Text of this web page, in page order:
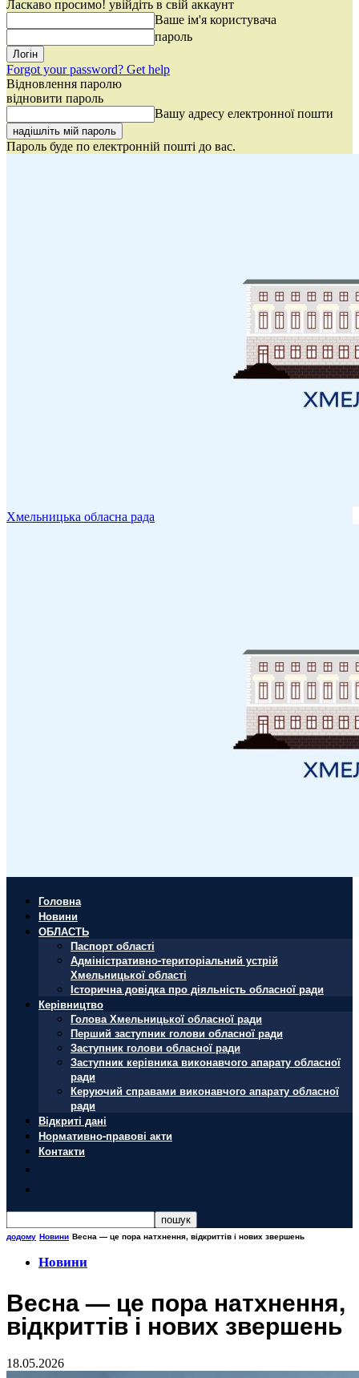
Ласкаво просимо! увійдіть в свій аккаунт
Ваше ім'я користувача
пароль
Forgot your password? Get help
Відновлення паролю
відновити пароль
Вашу адресу електронної пошти
Пароль буде по електронній пошті до вас.
Хмельницька обласна рада
Головна
Новини
ОБЛАСТЬ
Паспорт області
Адміністративно-територіальний устрій
Хмельницької області
Історична довідка про діяльність обласної ради
Керівництво
Голова Хмельницької обласної ради
Перший заступник голови обласної ради
Заступник голови обласної ради
Заступник керівника виконавчого апарату обласної
ради
Керуючий справами виконавчого апарату обласної
ради
Відкриті дані
Нормативно-правові акти
Контакти
додому Новини Весна — це пора натхнення, відкриттів і нових звершень
Новини
Весна — це пора натхнення,
відкриттів і нових звершень
18.05.2026